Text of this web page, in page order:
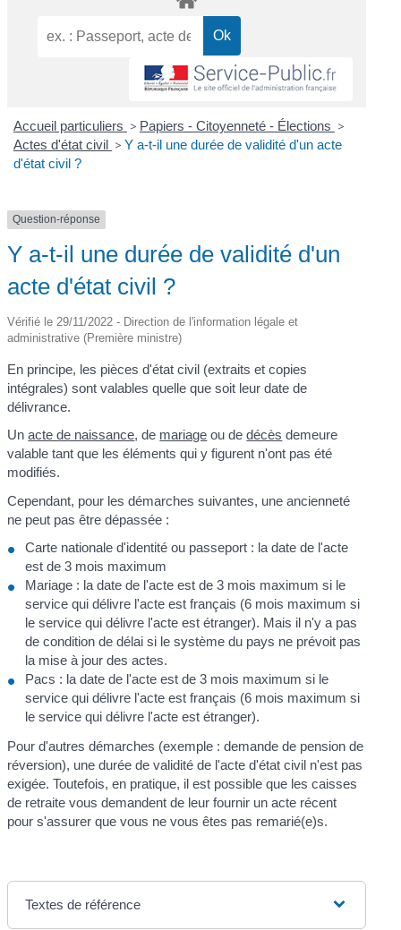
Accueil particuliers > Papiers - Citoyenneté - Élections >
Actes d'état civil > Y a-t-il une durée de validité d'un acte
d'état civil ?
Question-réponse
Y a-t-il une durée de validité d'un
acte d'état civil ?
Vérifié le 29/11/2022 - Direction de l'information légale et
administrative (Première ministre)
En principe, les pièces d'état civil (extraits et copies
intégrales) sont valables quelle que soit leur date de
délivrance.
Unacte de naissance, de mariage ou dedécès demeure
valable tant que les éléments qui y figurent n'ont pas été
modifiés.
Cependant, pour les démarches suivantes, une ancienneté
ne peut pas être dépassée :
Carte nationale d'identité ou passeport : la date de l'acte
est de 3 mois maximum
Mariage : la date de l'acte est de 3 mois maximum si le
service qui délivre l'acte est français (6 mois maximum si
le service qui délivre l'acte est étranger). Mais il n'y a pas
de condition de délai si le système du pays ne prévoit pas
la mise à jour des actes.
Pacs : la date de l'acte est de 3 mois maximum si le
service qui délivre l'acte est français (6 mois maximum si
le service qui délivre l'acte est étranger).
Pour d'autres démarches (exemple : demande de pension de
réversion), une durée de validité de l'acte d'état civil n'est pas
exigée. Toutefois, en pratique, il est possible que les caisses
de retraite vous demandent de leur fournir un acte récent
pour s'assurer que vous ne vous êtes pas remarié(e)s.
Textes de référence